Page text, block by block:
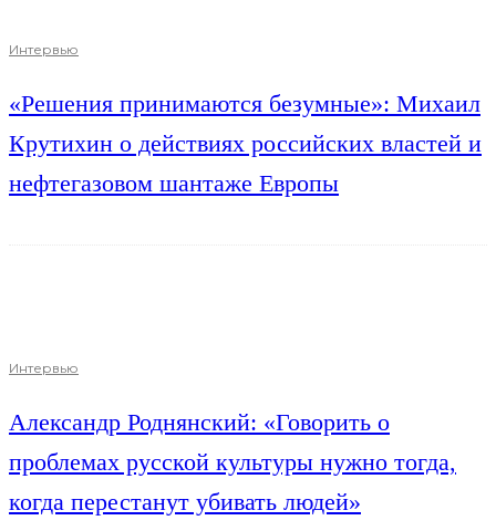
Интервью
«Решения принимаются безумные»: Михаил
Крутихин о действиях российских властей и
нефтегазовом шантаже Европы
Интервью
Александр Роднянский: «Говорить о
проблемах русской культуры нужно тогда,
когда перестанут убивать людей»